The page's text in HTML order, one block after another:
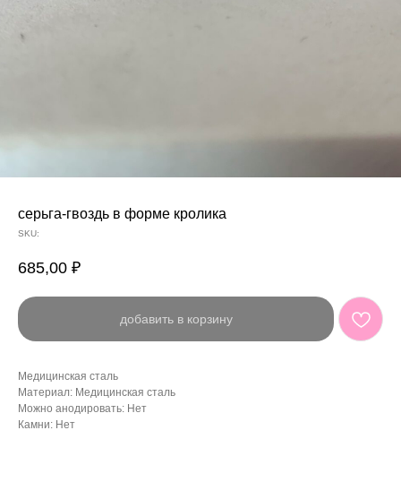
серьга-гвоздь в форме кролика
SKU:
685,00 ₽
добавить в корзину
Медицинская сталь
Материал: Медицинская сталь
Можно анодировать: Нет
Камни: Нет